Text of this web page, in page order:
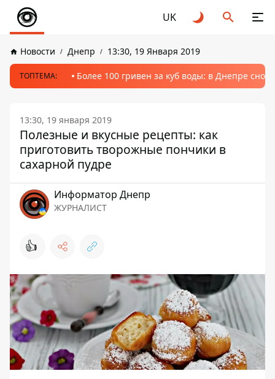
UK
Новости Днепр 13:30, 19 Января 2019
ТОПТЕМА: Более 100 гривен за куб воды: в Днепре
13:30, 19 января 2019
Полезные и вкусные рецепты: как
приготовить творожные пончики в
сахарной пудре
Информатор Днепр
ЖУРНАЛИСТ
👍